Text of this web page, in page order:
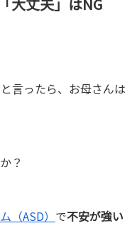
大丈夫」はNG
と言ったら、お母さんは
？
（ASD） で不安が強い